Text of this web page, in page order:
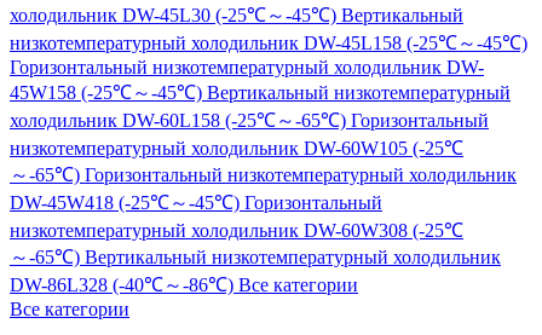
холодильник DW-45L30 (-25℃～-45℃) Вертикальный
низкотемпературный холодильник DW-45L158 (-25℃～-45℃)
Горизонтальный низкотемпературный холодильник DW-
45W158 (-25℃～-45℃) Вертикальный низкотемпературный
холодильник DW-60L158 (-25℃～-65℃) Горизонтальный
низкотемпературный холодильник DW-60W105 (-25℃
～-65℃) Горизонтальный низкотемпературный холодильник
DW-45W418 (-25℃～-45℃) Горизонтальный
низкотемпературный холодильник DW-60W308 (-25℃
～-65℃) Вертикальный низкотемпературный холодильник
DW-86L328 (-40℃～-86℃) Все категории
Все категории